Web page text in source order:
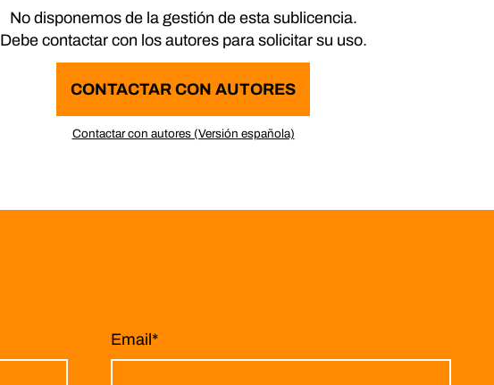
No disponemos de la gestión de esta sublicencia.
Debe contactar con los autores para solicitar su uso.
CONTACTAR CON AUTORES
Contactar con autores (Versión española)
Email *